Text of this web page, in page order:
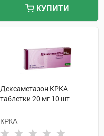
КУПИТИ
Дексаметазон КРКА
таблетки 20 мг 10 шт
КРКА